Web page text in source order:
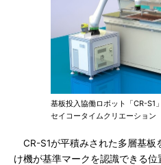
基板投入協働ロボット「CR-S1
セイコータイムクリエーション
CR-S1が平積みされた多層基板
け機が基準マークを認識できる